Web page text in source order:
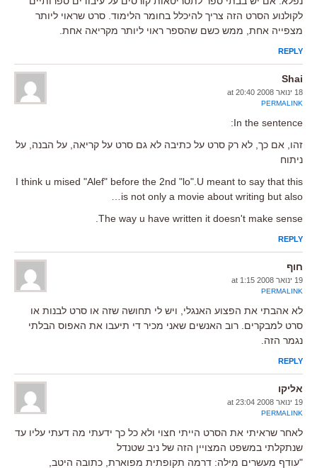
לקולנוע הסרט הזה צריך להיכלל בחומר הלימוד. סרט שראוי ליותר
מצפייה אחת, ממש כשם שהספר ראוי ליותר מקריאה אחת.
REPLY
Shai
18 ינואר 2008 at 20:40
PERMALINK
In the sentence:
זהו, אם כך, לא רק סרט על כתיבה לא גם סרט על קריאה, על הבנה, על
ניתוח
I think u mised "Alef" before the 2nd "lo".U meant to say that this
is not only a movie about writing but also…
The way u have written it doesn't make sense.
REPLY
חוף
19 ינואר 2008 at 1:15
PERMALINK
לא אהבתי את הפצוע האנגלי, ויש לי תחושה שזה או סרט לבנות או
סרט למבקרים. רוב האנשים שאני מכיר די תיעבו את האפוס הבלתי
נגמר הזה.
REPLY
אליקו
19 ינואר 2008 at 23:04
PERMALINK
לאחר שראיתי את הסרט הייתי חצוי ולא כל כך ידעתי מה דעתי עליו עד
שנתקלתי במשפט המצויין הזה של ניב שטנדל
"עודף מעשרים מילה: דרמה תקופתית מפוארת, כתובה היטב,